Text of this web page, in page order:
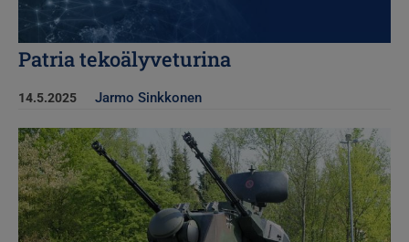
Patria tekoälyveturina
14.5.2025 Jarmo Sinkkonen
Kuva